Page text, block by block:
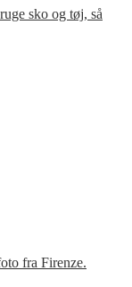
sko og tøj, så
fra Firenze.